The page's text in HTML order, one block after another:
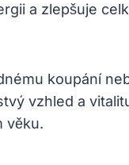
a zlepšuje
koupání
vzhled a
věku.